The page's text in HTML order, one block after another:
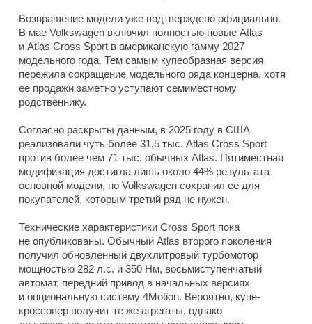
Возвращение модели уже подтверждено официально.
В мае Volkswagen включил полностью новые Atlas
и Atlas Cross Sport в американскую гамму 2027
модельного года. Тем самым купеобразная версия
пережила сокращение модельного ряда концерна, хотя
ее продажи заметно уступают семиместному
родственнику.
Согласно раскрыты данным, в 2025 году в США
реализовали чуть более 31,5 тыс. Atlas Cross Sport
против более чем 71 тыс. обычных Atlas. Пятиместная
модификация достигла лишь около 44% результата
основной модели, но Volkswagen сохранил ее для
покупателей, которым третий ряд не нужен.
Технические характеристики Cross Sport пока
не опубликованы. Обычный Atlas второго поколения
получил обновленный двухлитровый турбомотор
мощностью 282 л.с. и 350 Нм, восьмиступенчатый
автомат, передний привод в начальных версиях
и опциональную систему 4Motion. Вероятно, купе-
кроссовер получит те же агрегаты, однако